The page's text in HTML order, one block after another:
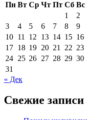
Пн Вт Ср Чт Пт Сб Вс
1
2
3
4 5 6 7 8
9
10 11 12 13 14 15 16
17 18 19 20 21 22 23
24 25 26 27 28 29 30
31
« Дек
Свежие записи